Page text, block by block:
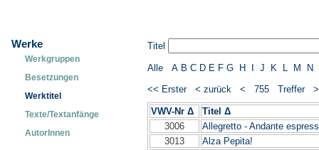
Werke
Werkgruppen
Besetzungen
Werktitel
Texte/Textanfänge
AutorInnen
Titel
Alle A B C D E F G H J K M N
<< Erster
< zurück < 755 Treffer
VWV-Nr Δ
Titel Δ
3006
Allegretto - Andante
3013
Alza Pepita!